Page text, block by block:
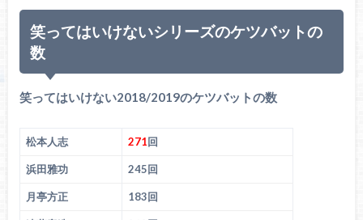
笑ってはいけないシリーズのケツバットの
数
笑ってはいけない2018/2019のケツバットの数
松本人志 271回
浜田雅功 245回
月亭方正 183回